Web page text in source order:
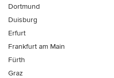
Dortmund
Duisburg
Erfurt
Frankfurt am Main
Fürth
Graz